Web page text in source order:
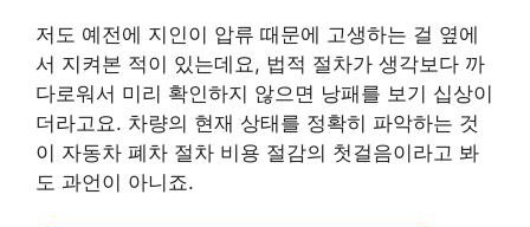
저도 예전에 지인이 압류 때문에 고생하는 걸 옆에
서 지켜본 적이 있는데요, 법적 절차가 생각보다 까
다로워서 미리 확인하지 않으면 낭패를 보기 십상이
더라고요. 차량의 현재 상태를 정확히 파악하는 것
이 자동차 폐차 절차 비용 절감의 첫걸음이라고 봐
도 과언이 아니죠.